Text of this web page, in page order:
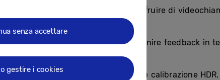
per consentire agli utenti di usufruire di
per l’intelligenza artificiale.
per analizzare i movimenti e fornire feedback in
automatizzate per bassa latenza e calibrazione HDR.
senza accettare
gestire i cookies